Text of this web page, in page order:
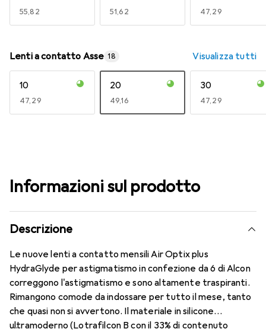
EUR
55,82 EUR
51,62 EUR
47,29
Lenti a contatto Asse 18 Visualizza tutti
10
EUR
47,29
20
EUR
49,16
30
EUR
47,29
Informazioni sul prodotto
Descrizione
Le nuove lenti a contatto mensili Air Optix plus
HydraGlyde per astigmatismo in confezione da 6 di Alcon
correggono l'astigmatismo e sono altamente traspiranti.
Rimangono comode da indossare per tutto il mese, tanto
che quasi non si avvertono. Il materiale in silicone
ultramoderno (Lotrafilcon B con il 33% di contenuto